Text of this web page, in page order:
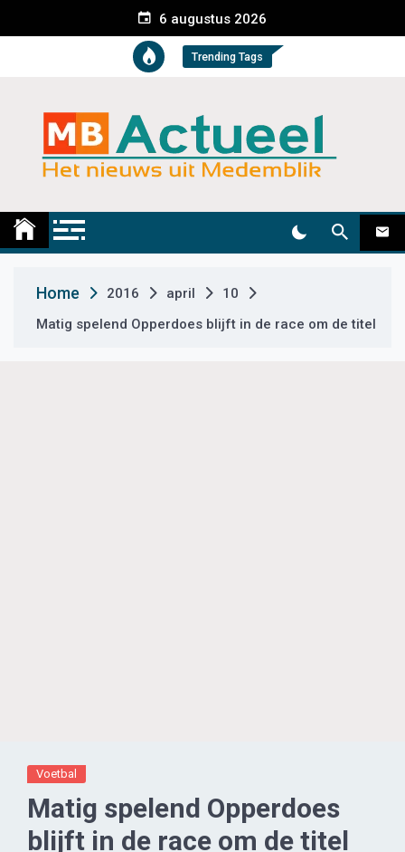
e
t
6 augustus 2026
Trending Tags
Medemblik Actueel
Home 2016 april
10
Matig spelend Opperdoes blijft in de race om de titel
Voetbal
Matig spelend Opperdoes
blijft in de race om de titel